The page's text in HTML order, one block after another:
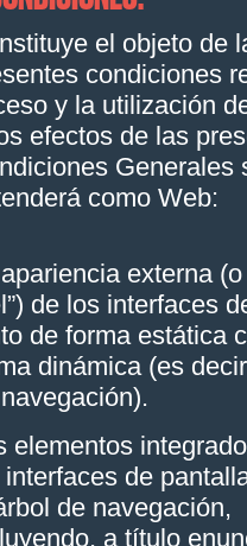
el objeto de
condiciones
y la utilización
efectos de las
Generales
como Web:
externa (o
de los interfaces
de forma estática
dinámica (es
elementos
interfaces de
de navegación,
a título